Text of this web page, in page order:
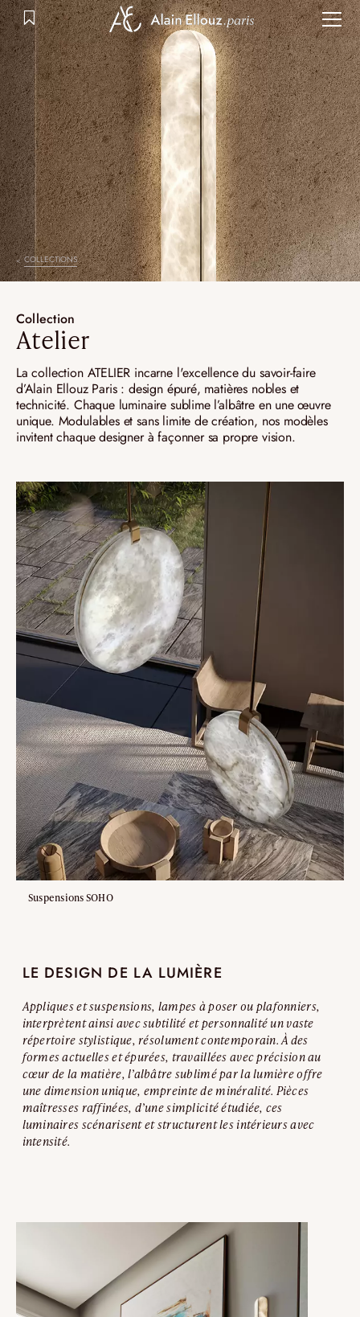
Aller
au
contenu
COLLECTIONS
Collection
Atelier
La collection ATELIER incarne l'excellence du savoir-faire
d’Alain Ellouz Paris : design épuré, matières nobles et
technicité. Chaque luminaire sublime l’albâtre en une œuvre
unique. Modulables et sans limite de création, nos modèles
invitent chaque designer à façonner sa propre vision.
LE DESIGN DE LA LUMIÈRE
Appliques et suspensions, lampes à poser ou plafonniers,
interprètent ainsi avec subtilité et personnalité un vaste
répertoire stylistique, résolument contemporain. À des
formes actuelles et épurées, travaillées avec précision au
cœur de la matière, l’albâtre sublimé par la lumière offre
une dimension unique, empreinte de minéralité. Pièces
maîtresses raffinées, d’une simplicité étudiée, ces
luminaires scénarisent et structurent les intérieurs avec
intensité.
Suspensions SOHO